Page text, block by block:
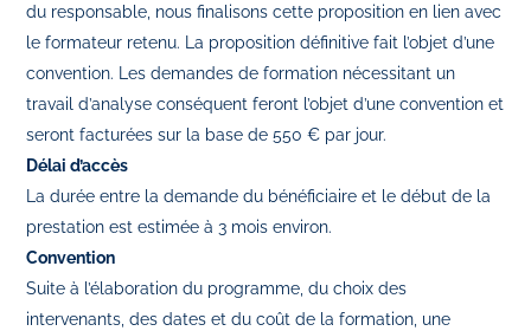
du responsable, nous finalisons cette proposition en lien avec
le formateur retenu. La proposition définitive fait l’objet d’une
convention. Les demandes de formation nécessitant un
travail d’analyse conséquent feront l’objet d’une convention et
seront facturées sur la base de 550 € par jour.
Délai d’accès
La durée entre la demande du bénéficiaire et le début de la
prestation est estimée à 3 mois environ.
Convention
Suite à l’élaboration du programme, du choix des
intervenants, des dates et du coût de la formation, une